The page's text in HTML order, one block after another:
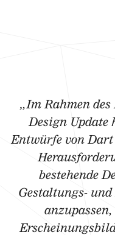
„Im Rahmen
Design Update
Entwürfe von
bestehende
Gestaltungs-